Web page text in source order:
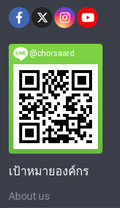
@chorsaard
เป้าหมายองค์กร
About us